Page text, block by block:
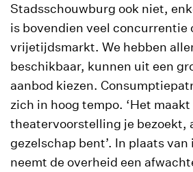
Stadsschouwburg ook niet,
is bovendien veel concurrentie
vrijetijdsmarkt. We hebben
beschikbaar, kunnen uit een
aanbod kiezen.
zich in hoog tempo. ‘Het
theatervoorstelling je bezoekt,
gezelschap bent’. In plaats
neemt de overheid een